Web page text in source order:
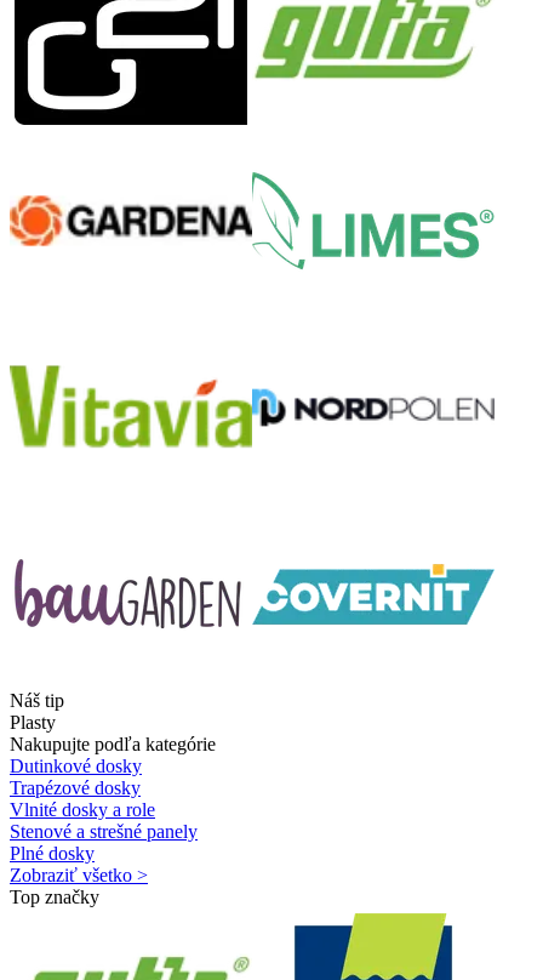
Náš tip
Plasty
Nakupujte podľa kategórie
Dutinkové dosky
Trapézové dosky
Vlnité dosky a role
Stenové a strešné panely
Plné dosky
Zobraziť všetko >
Top značky